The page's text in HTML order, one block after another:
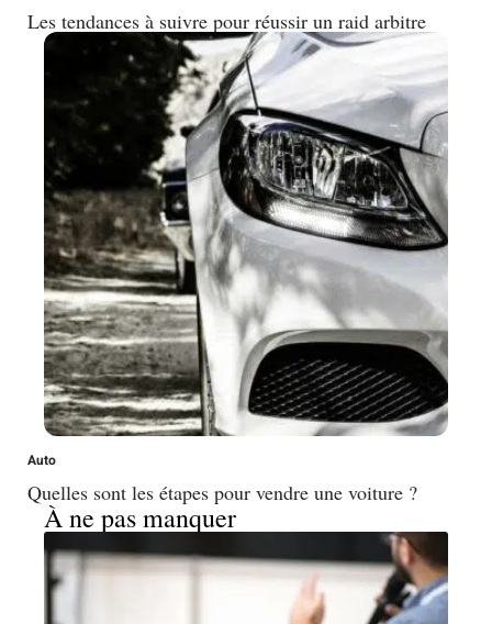
Les tendances à suivre pour réussir un raid arbitre
Auto
Quelles sont les étapes pour vendre une voiture ?
À ne pas manquer